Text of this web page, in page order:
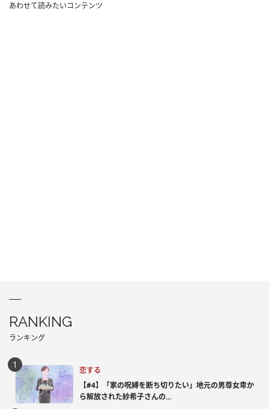
あわせて読みたいコンテンツ
RANKING
ランキング
恋する
【#4】「家の呪縛を断ち切りたい」地元の男尊女卑か
ら解放された紗希子さんの...